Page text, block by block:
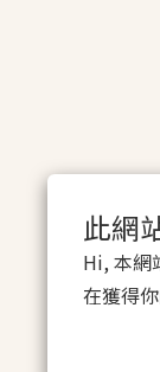
此網
Hi, 本網
在獲得